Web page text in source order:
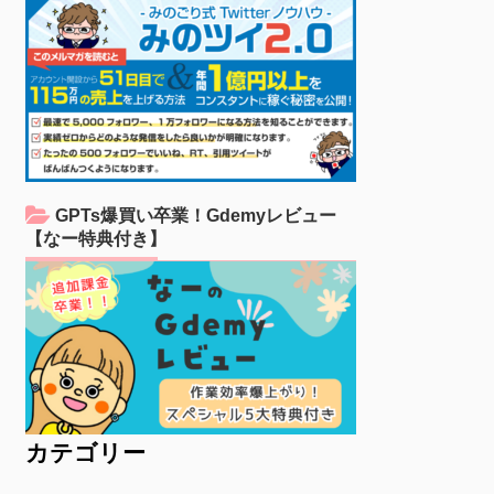
GPTs爆買い卒業！Gdemyレビュー
【なー特典付き】
カテゴリー